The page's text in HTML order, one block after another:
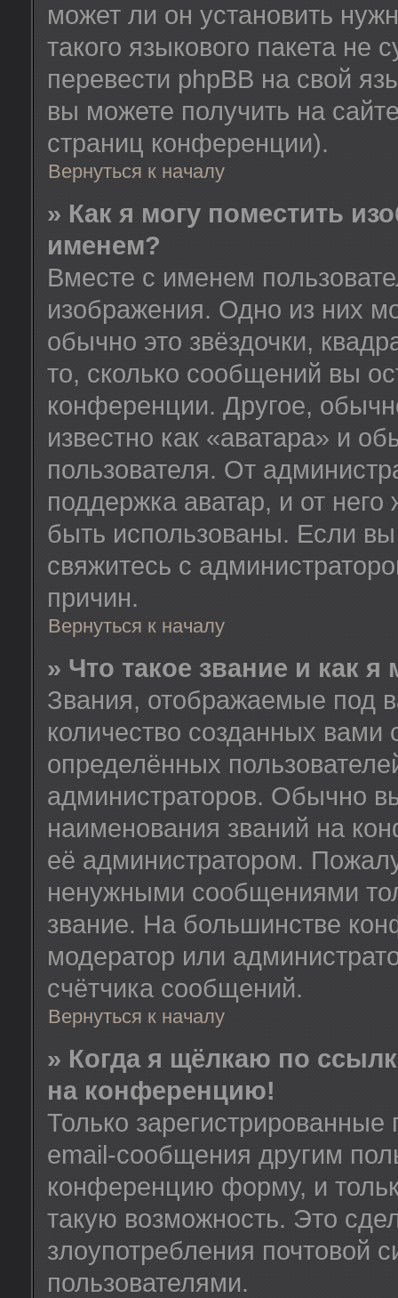
может ли он установить
такого языкового пакета не
перевести phpBB на свой
вы можете получить на
страниц конференции).
Вернуться к началу
» Как я могу поместить
именем?
Вместе с именем
изображения. Одно из них
обычно это звёздочки,
то, сколько сообщений вы
конференции. Другое,
известно как «аватара» и
пользователя. От
поддержка аватар, и от него
быть использованы. Если
свяжитесь с
причин.
Вернуться к началу
» Что такое звание и как я
Звания, отображаемые под
количество созданных
определённых
администраторов. Обычно
наименования званий на
её администратором.
ненужными сообщениями
звание. На большинстве
модератор или
счётчика сообщений.
Вернуться к началу
» Когда я щёлкаю по
на конференцию!
Только зарегистрированные
email-сообщения другим
конференцию форму, и
такую возможность. Это
злоупотребления почтовой
пользователями.